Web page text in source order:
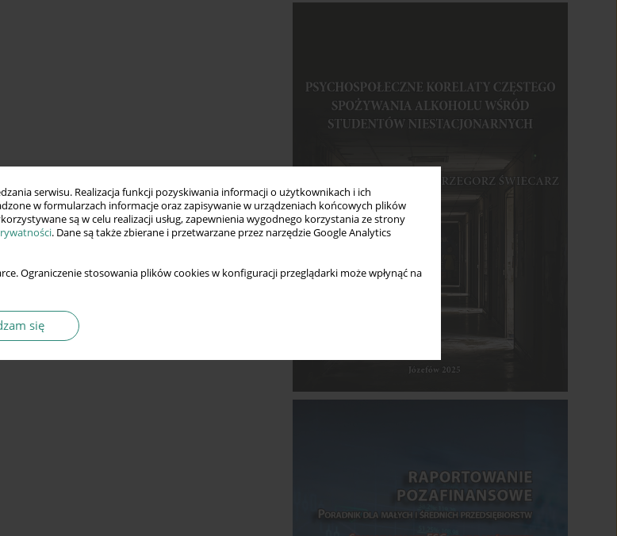
serwisu. Realizacja funkcji pozyskiwania informacji o użytkownikach i ich
w formularzach informacje oraz zapisywanie w urządzeniach końcowych plików
są w celu realizacji usług, zapewnienia wygodnego korzystania ze strony
. Dane są także zbierane i przetwarzane przez narzędzie Google Analytics
Ograniczenie stosowania plików cookies w konfiguracji przeglądarki może wpłynąć na
się